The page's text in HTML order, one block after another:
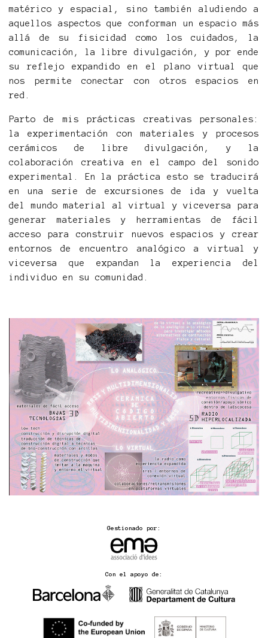
matérico y espacial, sino también aludiendo a
aquellos aspectos que conforman un espacio más
allá de su fisicidad como los cuidados, la
comunicación, la libre divulgación, y por ende
su reflejo expandido en el plano virtual que
nos permite conectar con otros espacios en
red.
Parto de mis prácticas creativas personales:
la experimentación con materiales y procesos
cerámicos de libre divulgación, y la
colaboración creativa en el campo del sonido
experimental. En la práctica esto se traducirá
en una serie de excursiones de ida y vuelta
del mundo material al virtual y viceversa para
generar materiales y herramientas de fácil
acceso para construir nuevos espacios y crear
entornos de encuentro analógico a virtual y
viceversa que expandan la experiencia del
individuo en su comunidad.
Gestionado por:
Con el apoyo de: